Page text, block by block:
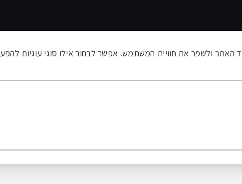
ולשפר את חוויית המשתמש. אפשר לבחור אילו סוגי עוגיות